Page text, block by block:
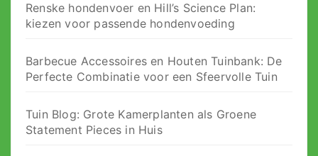
Renske hondenvoer en Hill’s Science Plan:
kiezen voor passende hondenvoeding
Barbecue Accessoires en Houten Tuinbank: De
Perfecte Combinatie voor een Sfeervolle Tuin
Tuin Blog: Grote Kamerplanten als Groene
Statement Pieces in Huis